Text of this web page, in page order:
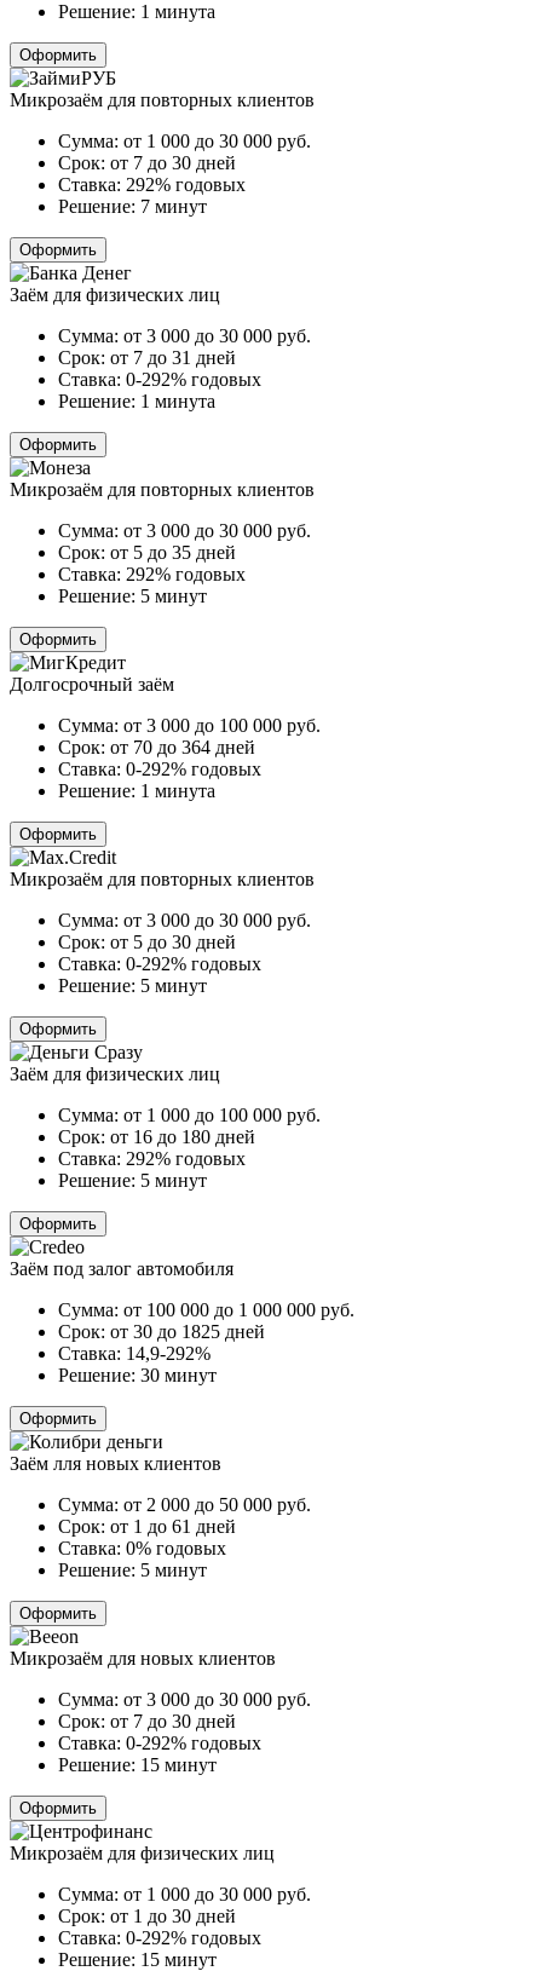
Решение: 1 минута
Оформить
Микрозаём для повторных клиентов
Сумма: от 1 000 до 30 000 руб.
Срок: от 7 до 30 дней
Ставка: 292% годовых
Решение: 7 минут
Оформить
Заём для физических лиц
Сумма: от 3 000 до 30 000 руб.
Срок: от 7 до 31 дней
Ставка: 0-292% годовых
Решение: 1 минута
Оформить
Микрозаём для повторных клиентов
Сумма: от 3 000 до 30 000 руб.
Срок: от 5 до 35 дней
Ставка: 292% годовых
Решение: 5 минут
Оформить
Долгосрочный заём
Сумма: от 3 000 до 100 000 руб.
Срок: от 70 до 364 дней
Ставка: 0-292% годовых
Решение: 1 минута
Оформить
Микрозаём для повторных клиентов
Сумма: от 3 000 до 30 000 руб.
Срок: от 5 до 30 дней
Ставка: 0-292% годовых
Решение: 5 минут
Оформить
Заём для физических лиц
Сумма: от 1 000 до 100 000 руб.
Срок: от 16 до 180 дней
Ставка: 292% годовых
Решение: 5 минут
Оформить
Заём под залог автомобиля
Сумма: от 100 000 до 1 000 000 руб.
Срок: от 30 до 1825 дней
Ставка: 14,9-292%
Решение: 30 минут
Оформить
Заём лля новых клиентов
Сумма: от 2 000 до 50 000 руб.
Срок: от 1 до 61 дней
Ставка: 0% годовых
Решение: 5 минут
Оформить
Микрозаём для новых клиентов
Сумма: от 3 000 до 30 000 руб.
Срок: от 7 до 30 дней
Ставка: 0-292% годовых
Решение: 15 минут
Оформить
Микрозаём для физических лиц
Сумма: от 1 000 до 30 000 руб.
Срок: от 1 до 30 дней
Ставка: 0-292% годовых
Решение: 15 минут